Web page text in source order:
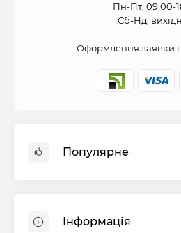
Пн-Пт, 09:00-
Сб-Нд,
Оформлення заявки
Популярне
Варильні панелі
Інформація